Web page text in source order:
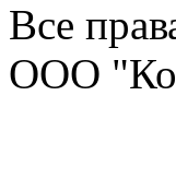
Все
ООО